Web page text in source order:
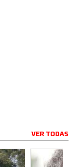
VER TODAS